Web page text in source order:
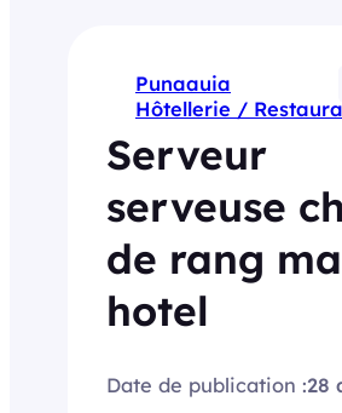
Punaauia
Hôtellerie /
Serveur
serveuse
de rang
hotel
Date de publication :28